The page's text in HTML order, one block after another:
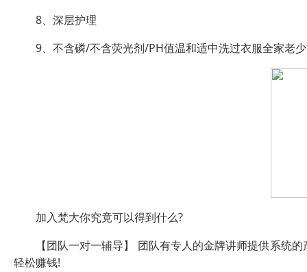
8、深层护理
9、不含磷/不含荧光剂/PH值温和适中洗过衣服全家老
加入梵大你究竟可以得到什么?
【团队一对一辅导】 团队有专人的金牌讲师提供系统的
轻松赚钱!